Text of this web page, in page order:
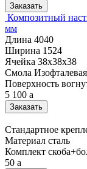
Заказать
Композитный
мм
Длина 4040
Ширина 1524
Ячейка 38х38х38
Смола Изофталевая
Поверхность
5 100 a
Заказать
Стандартное
Материал сталь
Комплект
50 a